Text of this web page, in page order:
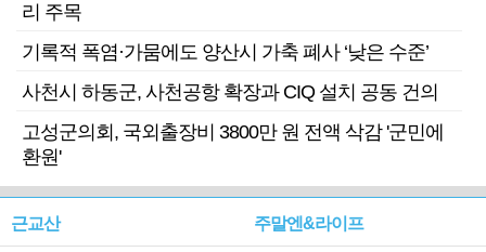
리 주목
기록적 폭염·가뭄에도 양산시 가축 폐사 ‘낮은 수준’
사천시 하동군, 사천공항 확장과 CIQ 설치 공동 건의
고성군의회, 국외출장비 3800만 원 전액 삭감 '군민에
환원'
근교산 주말엔&라이프